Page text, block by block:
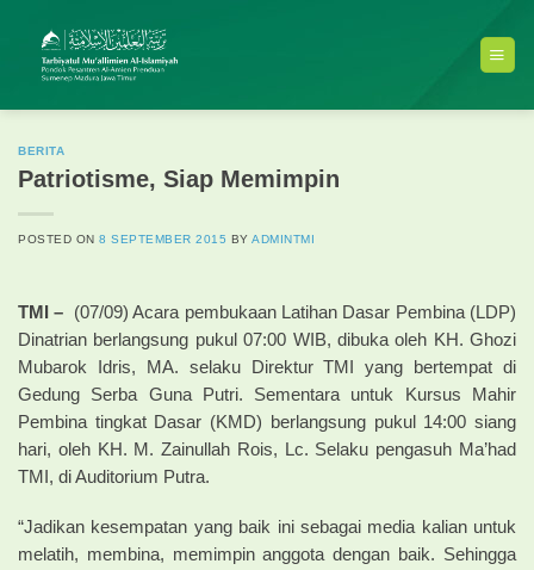
content
BERITA
Patriotisme, Siap Memimpin
POSTED ON8 SEPTEMBER 2015 BYADMINTMI
TMI – (07/09) Acara pembukaan Latihan Dasar Pembina (LDP)
Dinatrian berlangsung pukul 07:00 WIB, dibuka oleh KH. Ghozi
Mubarok Idris, MA. selaku Direktur TMI yang bertempat di
Gedung Serba Guna Putri. Sementara untuk Kursus Mahir
Pembina tingkat Dasar (KMD) berlangsung pukul 14:00 siang
hari, oleh KH. M. Zainullah Rois, Lc. Selaku pengasuh Ma’had
TMI, di Auditorium Putra.
“Jadikan kesempatan yang baik ini sebagai media kalian untuk
melatih, membina, memimpin anggota dengan baik. Sehingga